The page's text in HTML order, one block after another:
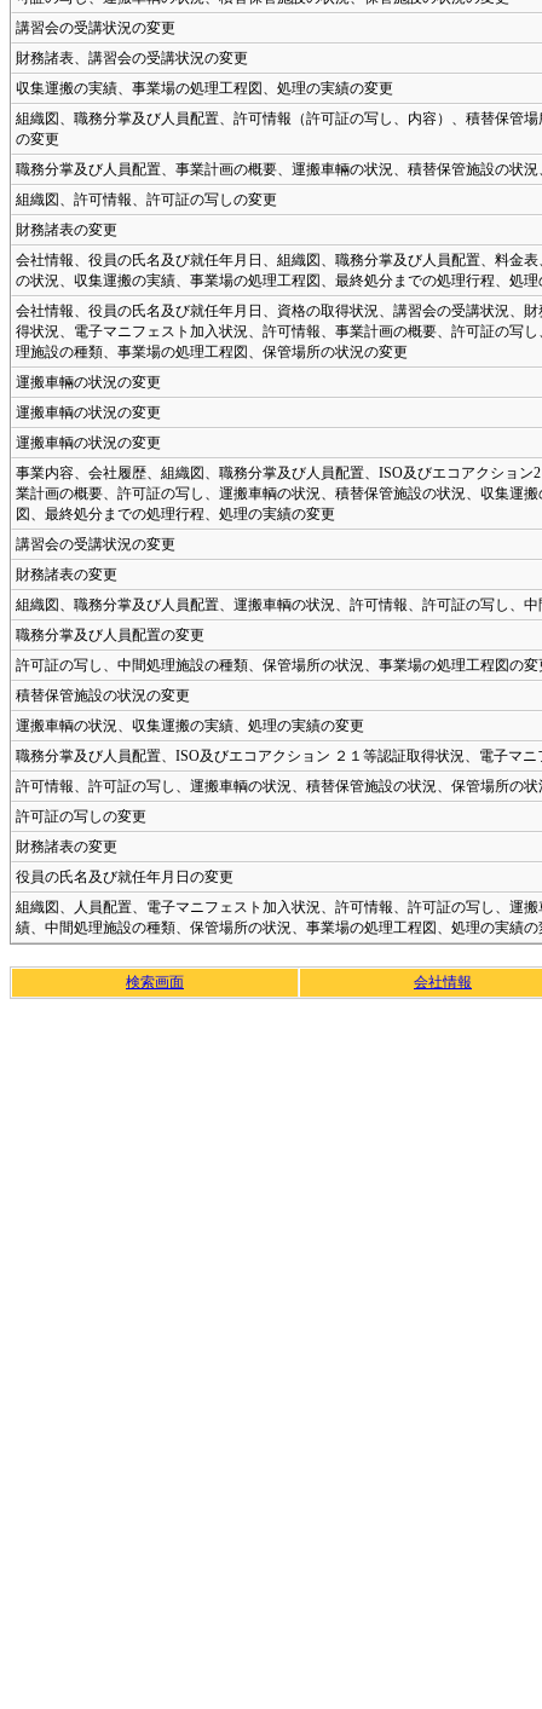
講習会の受講状況の変更
財務諸表、講習会の受講状況の変更
収集運搬の実績、事業場の処理工程図、処理の実績の変更
組織図、職務分掌及び人員配置、許可情報（許可証の写し、内容）、積替保管
の変更
職務分掌及び人員配置、事業計画の概要、運搬車輛の状況、積替保管施設の状
組織図、許可情報、許可証の写しの変更
財務諸表の変更
会社情報、役員の氏名及び就任年月日、組織図、職務分掌及び人員配置、料金
の状況、収集運搬の実績、事業場の処理工程図、最終処分までの処理行程、処
会社情報、役員の氏名及び就任年月日、資格の取得状況、講習会の受講状況、
得状況、電子マニフェスト加入状況、許可情報、事業計画の概要、許可証の写
理施設の種類、事業場の処理工程図、保管場所の状況の変更
運搬車輛の状況の変更
運搬車輌の状況の変更
運搬車輌の状況の変更
事業内容、会社履歴、組織図、職務分掌及び人員配置、ISO及びエコアクショ
業計画の概要、許可証の写し、運搬車輌の状況、積替保管施設の状況、収集運
図、最終処分までの処理行程、処理の実績の変更
講習会の受講状況の変更
財務諸表の変更
組織図、職務分掌及び人員配置、運搬車輌の状況、許可情報、許可証の写し、
職務分掌及び人員配置の変更
許可証の写し、中間処理施設の種類、保管場所の状況、事業場の処理工程図の変
積替保管施設の状況の変更
運搬車輌の状況、収集運搬の実績、処理の実績の変更
職務分掌及び人員配置、ISO及びエコアクション ２１等認証取得状況、電子マ
許可情報、許可証の写し、運搬車輌の状況、積替保管施設の状況、保管場所の
許可証の写しの変更
財務諸表の変更
役員の氏名及び就任年月日の変更
組織図、人員配置、電子マニフェスト加入状況、許可情報、許可証の写し、運
績、中間処理施設の種類、保管場所の状況、事業場の処理工程図、処理の実績の
検索画面 会社情報